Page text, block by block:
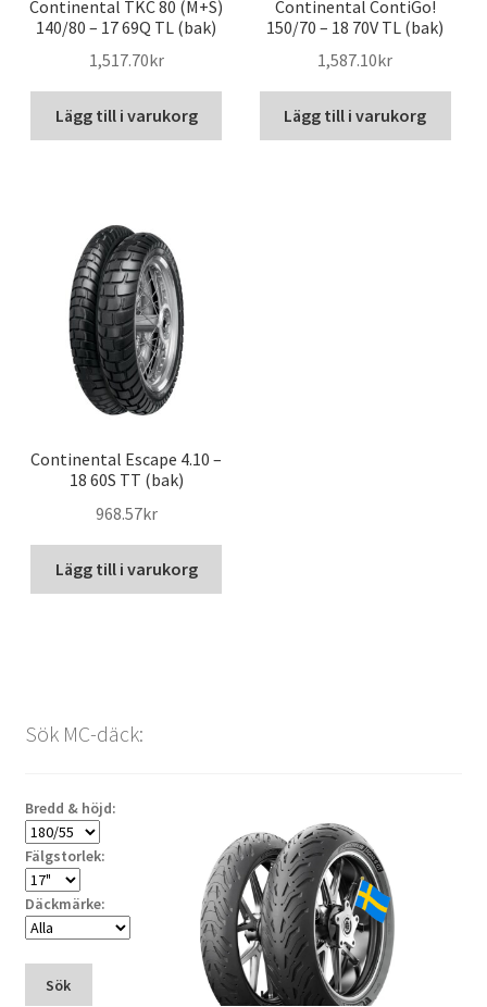
Continental TKC 80 (M+S)
140/80 – 17 69Q TL (bak)
1,517.70kr
Lägg till i varukorg
Continental ContiGo!
150/70 – 18 70V TL (bak)
1,587.10kr
Lägg till i varukorg
Continental Escape 4.10 –
18 60S TT (bak)
968.57kr
Lägg till i varukorg
Sök MC-däck:
Bredd & höjd:
Fälgstorlek:
Däckmärke:
Sök